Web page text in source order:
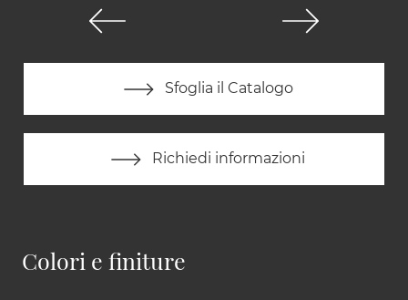
Sfoglia il Catalogo
Richiedi informazioni
Colori e finiture